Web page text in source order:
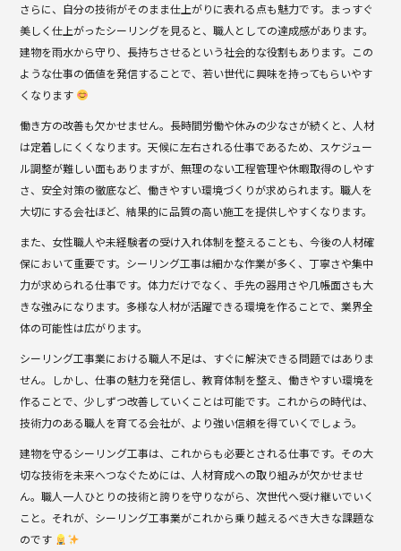
さらに、自分の技術がそのまま仕上がりに表れる点も魅力です。まっすぐ
美しく仕上がったシーリングを見ると、職人としての達成感があります。
建物を雨水から守り、長持ちさせるという社会的な役割もあります。この
ような仕事の価値を発信することで、若い世代に興味を持ってもらいやす
くなります
働き方の改善も欠かせません。長時間労働や休みの少なさが続くと、人材
は定着しにくくなります。天候に左右される仕事であるため、スケジュー
ル調整が難しい面もありますが、無理のない工程管理や休暇取得のしやす
さ、安全対策の徹底など、働きやすい環境づくりが求められます。職人を
大切にする会社ほど、結果的に品質の高い施工を提供しやすくなります。
また、女性職人や未経験者の受け入れ体制を整えることも、今後の人材確
保において重要です。シーリング工事は細かな作業が多く、丁寧さや集中
力が求められる仕事です。体力だけでなく、手先の器用さや几帳面さも大
きな強みになります。多様な人材が活躍できる環境を作ることで、業界全
体の可能性は広がります。
シーリング工事業における職人不足は、すぐに解決できる問題ではありま
せん。しかし、仕事の魅力を発信し、教育体制を整え、働きやすい環境を
作ることで、少しずつ改善していくことは可能です。これからの時代は、
技術力のある職人を育てる会社が、より強い信頼を得ていくでしょう。
建物を守るシーリング工事は、これからも必要とされる仕事です。その大
切な技術を未来へつなぐためには、人材育成への取り組みが欠かせませ
ん。職人一人ひとりの技術と誇りを守りながら、次世代へ受け継いでいく
こと。それが、シーリング工事業がこれから乗り越えるべき大きな課題な
のです